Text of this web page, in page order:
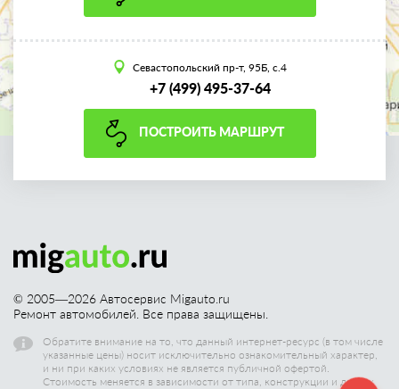
Севастопольский пр-т, 95Б, с.4
+7 (499) 495-37-64
ПОСТРОИТЬ МАРШРУТ
© 2005—2026 Автосервис Migauto.ru
Ремонт автомобилей. Все права защищены.
Обратите внимание на то, что данный интернет-ресурс (в том числе
указанные цены) носит исключительно ознакомительный характер,
и ни при каких условиях не является публичной офертой.
Стоимость меняется в зависимости от типа, конструкции и других